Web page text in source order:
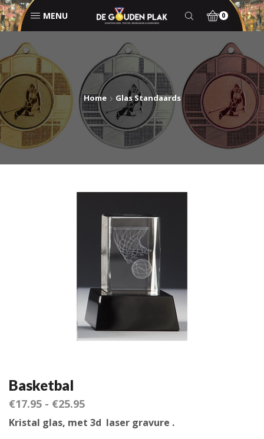
MENU 0
Home Glas Standaards
Basketbal
€17.95 - €25.95
Kristal glas, met 3d laser gravure .